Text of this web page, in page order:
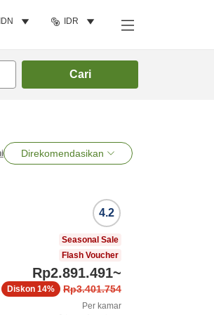
IDN IDR
Cari
Direkomendasikan
4.2
Seasonal Sale
Flash Voucher
Rp2.891.491~
Rp3.401.754
Diskon 14%
Per kamar